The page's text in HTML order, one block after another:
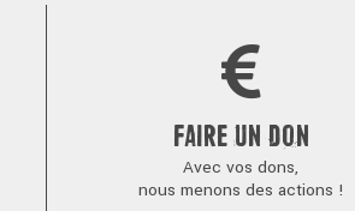
FAIRE UN DON
Avec vos dons,
nous menons des actions !